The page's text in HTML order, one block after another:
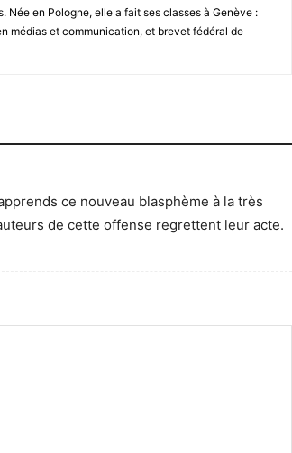
Née en Pologne, elle a fait ses classes à Genève :
médias et communication, et brevet fédéral de
ce nouveau blasphème à la très
de cette offense regrettent leur acte.